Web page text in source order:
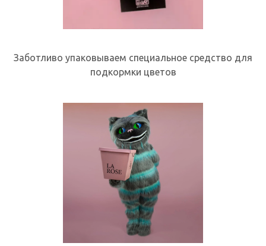
Заботливо упаковываем специальное средство для
подкормки цветов